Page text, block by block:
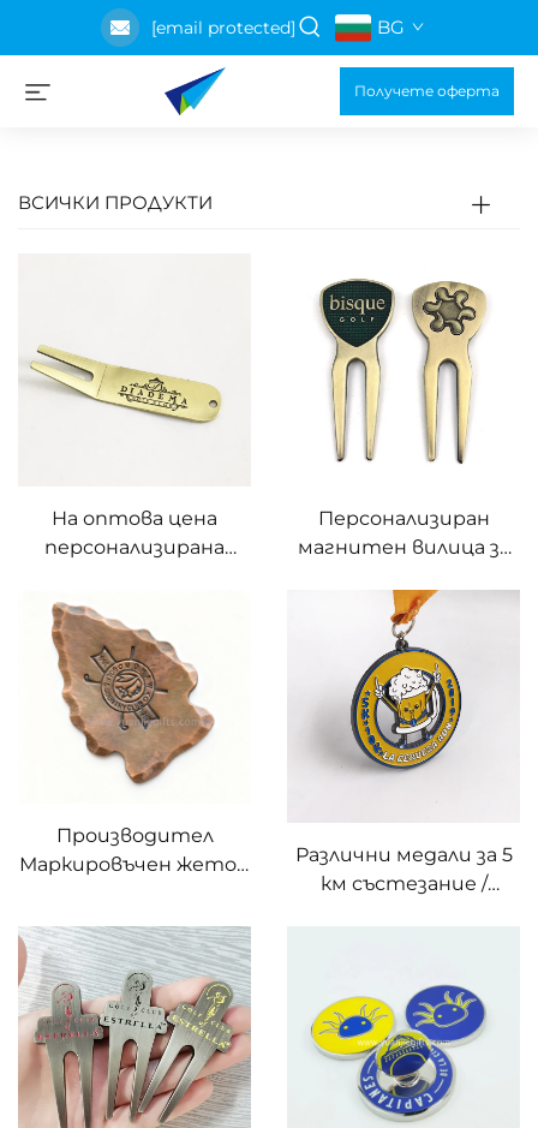
[email protected] BG
Получете оферта
ВСИЧКИ ПРОДУКТИ
На оптова цена
персонализирана
вилица за дивоти на
голф, персонализиран
инструмент от
метал с най-високо
качество с
персонализирано лого
за поправка на
Персонализиран
магнитен вилица за
на голф с антибраш, с
маркер за топка
Производител
Маркировъчен жетон
ръб Персонализиран
дизайн на логото
Четирипечатен
маркировъчен жетон
Различни медали за 5
км състезание /